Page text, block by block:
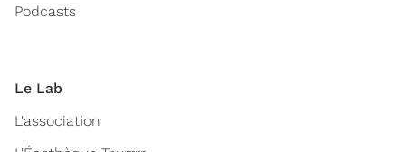
Podcasts
Le Lab
L'association